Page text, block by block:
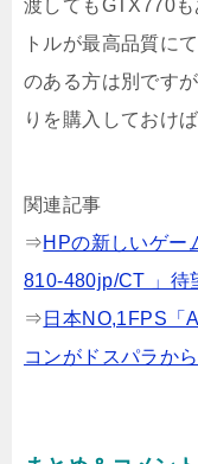
渡してもGTX770
トルが最高品質に
のある方は別です
りを購入しておけ
関連記事
⇒HPの新しいゲー
810-480jp/CT 」待
⇒ 日本NO,1FPS「
コンがドスパラか